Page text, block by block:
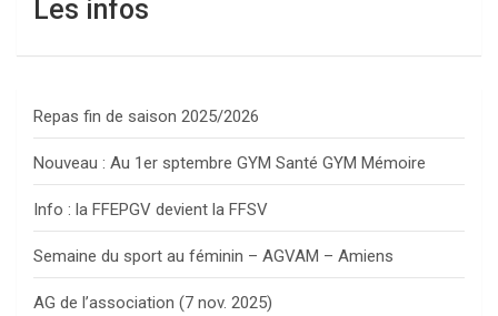
Les infos
Repas fin de saison 2025/2026
Nouveau : Au 1er sptembre GYM Santé GYM Mémoire
Info : la FFEPGV devient la FFSV
Semaine du sport au féminin – AGVAM – Amiens
AG de l’association (7 nov. 2025)